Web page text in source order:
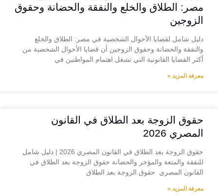
مصر: الطلاق والخلع والنفقة والحضانة وحقوق
الزوجين
دليل شامل لقضايا الأحوال الشخصية في مصر: الطلاق والخلع
والنفقة والحضانة وحقوق الزوجين أن قضايا الأحوال الشخصية من
أكثر القضايا القانونية التي تشغل اهتمام المواطنين في
معرفة المزيد »
حقوق الزوجة بعد الطلاق في القانون
المصري 2026
حقوق الزوجة بعد الطلاق في القانون المصري 2026 | دليل شامل
للنفقة والمتعة والمؤخر والحضانة حقوق الزوجة بعد الطلاق في
القانون المصري حقوق الزوجة بعد الطلاق
معرفة المزيد »